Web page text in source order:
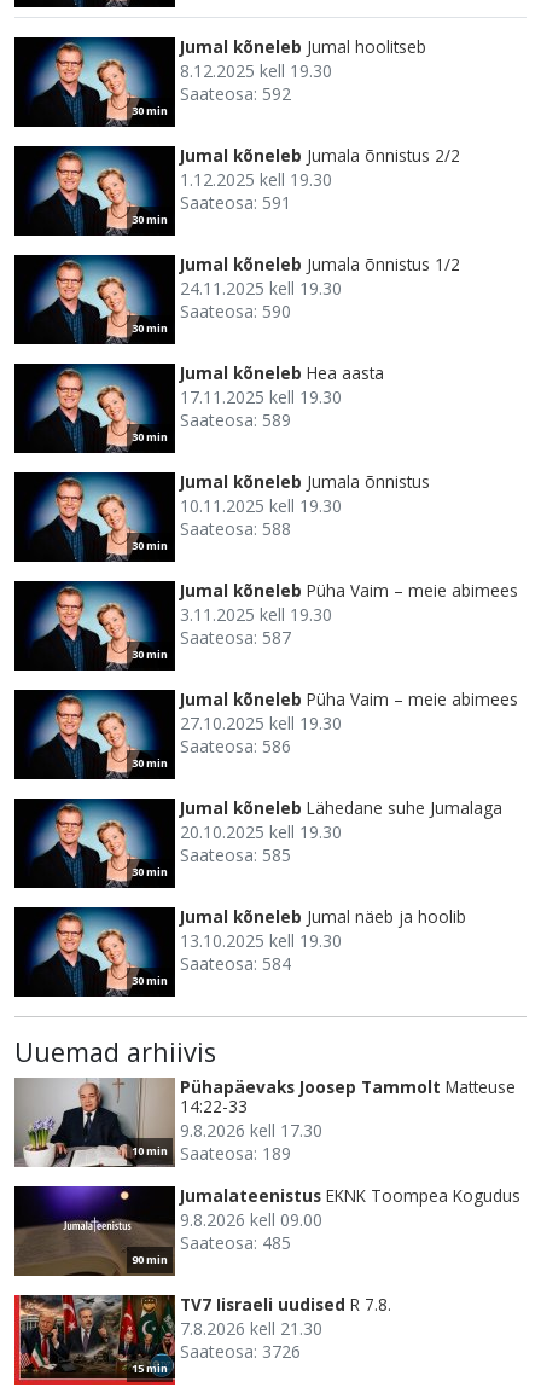
30 min
Jumal kõneleb Jumal hoolitseb
8.12.2025 kell 19.30
Saateosa: 592
30 min
Jumal kõneleb Jumala õnnistus 2/2
1.12.2025 kell 19.30
Saateosa: 591
30 min
Jumal kõneleb Jumala õnnistus 1/2
24.11.2025 kell 19.30
Saateosa: 590
30 min
Jumal kõneleb Hea aasta
17.11.2025 kell 19.30
Saateosa: 589
30 min
Jumal kõneleb Jumala õnnistus
10.11.2025 kell 19.30
Saateosa: 588
30 min
Jumal kõneleb Püha Vaim – meie abimees
3.11.2025 kell 19.30
Saateosa: 587
30 min
Jumal kõneleb Püha Vaim – meie abimees
27.10.2025 kell 19.30
Saateosa: 586
30 min
Jumal kõneleb Lähedane suhe Jumalaga
20.10.2025 kell 19.30
Saateosa: 585
30 min
Jumal kõneleb Jumal näeb ja hoolib
13.10.2025 kell 19.30
Saateosa: 584
Uuemad arhiivis
10 min
Pühapäevaks Joosep Tammolt Matteuse
14:22-33
9.8.2026 kell 17.30
Saateosa: 189
90 min
Jumalateenistus EKNK Toompea Kogudus
9.8.2026 kell 09.00
Saateosa: 485
15 min
TV7 Iisraeli uudised R 7.8.
7.8.2026 kell 21.30
Saateosa: 3726